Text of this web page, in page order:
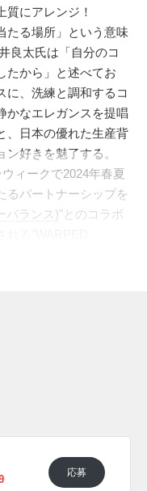
にアレンジ！
たる場所」という意味
良太氏は「自分のコ
たから」と述べてお
に、洗練と調和するコ
かなエレガンスを提唱
、日本の優れた生産背
好きを魅了する。
ィークで2024年春夏
るパートナーシップを
バランス)"とのコラボ
売予定。価格は未定。
にて発売予定。価
応募